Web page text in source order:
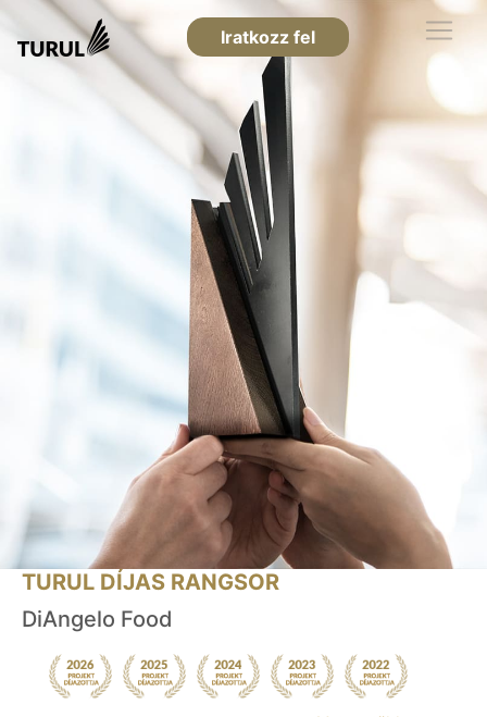
Iratkozz fel
TURUL DÍJAS RANGSOR
DiAngelo Food